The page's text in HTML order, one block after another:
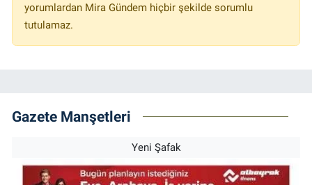
yorumlardan Mira Gündem hiçbir şekilde sorumlu
tutulamaz.
Gazete Manşetleri
Yeni Şafak